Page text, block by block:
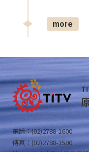
more
電話：(02)2788-1600
傳真：(02)2788-1500